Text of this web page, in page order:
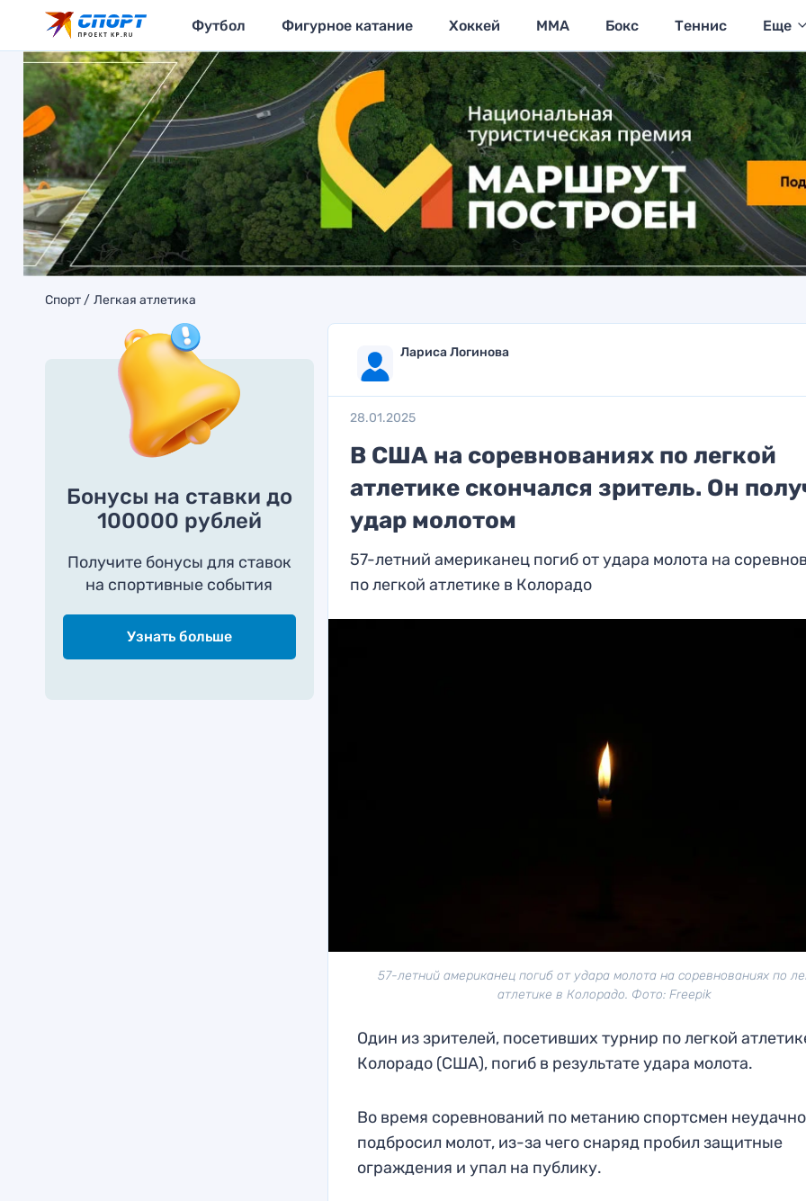
Футбол Фигурное катание Хоккей MMA Бокс Теннис Еще
Спорт Легкая атлетика
Бонусы на ставки до
100000 рублей
Получите бонусы для ставок
на спортивные события
Узнать больше
Лариса Логинова
28.01.2025
В США на соревнованиях по легкой
атлетике скончался зритель. Он
удар молотом
57-летний американец погиб от удара молота на
по легкой атлетике в Колорадо
57-летний американец погиб от удара молота на соревнованиях по
атлетике в Колорадо. Фото: Freepik
Один из зрителей, посетивших турнир по легкой
Колорадо (США), погиб в результате удара молота.
Во время соревнований по метанию спортсмен неудачно
подбросил молот, из-за чего снаряд пробил защитные
ограждения и упал на публику.